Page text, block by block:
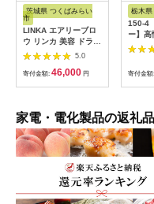
さと納税
茨城県 つくばみらい
市
LINKA エアリーブロ
ウ リンカ 美容 ドライ
ヤー ヘアケア 髪 エス
贈呈品 プレゼント 母
の日 母の日準備 母の
5.0
寄付金額: 46,000 円
栃木県
150-4
ー】高
スマ
SIMロ
体の
本体
寄付金額:
家電・電化製品の返礼